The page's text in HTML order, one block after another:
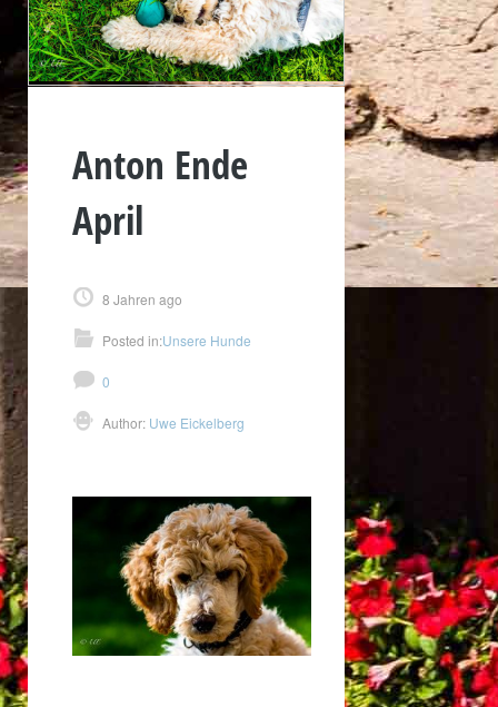
Anton Ende
April
8 Jahren ago
Posted in:Unsere Hunde
0
Author: Uwe Eickelberg